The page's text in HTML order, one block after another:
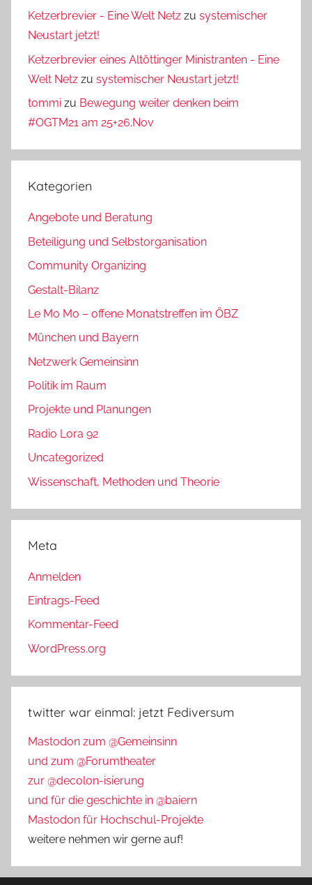
Ketzerbrevier - Eine Welt Netz zu systemischer
Neustart jetzt!
Ketzerbrevier eines Altöttinger Ministranten - Eine
Welt Netz zu systemischer Neustart jetzt!
tommi zu Bewegung weiter denken beim
#OGTM21 am 25+26.Nov
Kategorien
Angebote und Beratung
Beteiligung und Selbstorganisation
Community Organizing
Gestalt-Bilanz
Le Mo Mo – offene Monatstreffen im ÖBZ
München und Bayern
Netzwerk Gemeinsinn
Politik im Raum
Projekte und Planungen
Radio Lora 92
Uncategorized
Wissenschaft, Methoden und Theorie
Meta
Anmelden
Eintrags-Feed
Kommentar-Feed
WordPress.org
twitter war einmal: jetzt Fediversum
Mastodon zum @Gemeinsinn
und zum @Forumtheater
zur @decolon-isierung
und für die geschichte in @baiern
Mastodon für Hochschul-Projekte
weitere nehmen wir gerne auf!